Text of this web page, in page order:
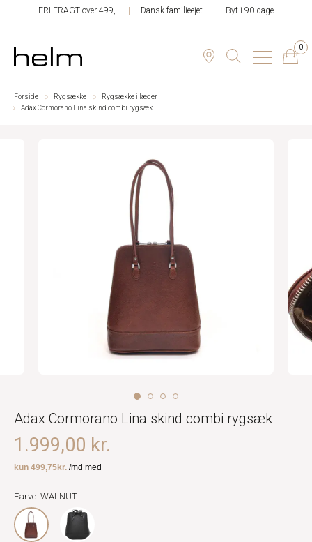
FRI FRAGT over 499,- Dansk familieejet Byt i 90 dage
0
Forside Rygsække
Rygsække i læder
Adax Cormorano Lina skind combi rygsæk
Adax Cormorano Lina skind combi rygsæk
1.999,00 kr.
Farve: WALNUT